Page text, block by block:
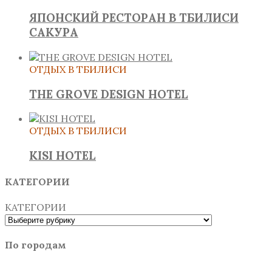
ЯПОНСКИЙ РЕСТОРАН В ТБИЛИСИ
САКУРА
ОТДЫХ В ТБИЛИСИ
THE GROVE DESIGN HOTEL
ОТДЫХ В ТБИЛИСИ
KISI HOTEL
КАТЕГОРИИ
КАТЕГОРИИ
По городам